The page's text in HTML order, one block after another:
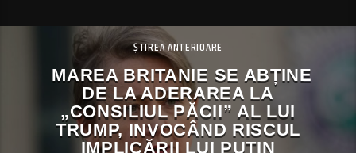
ȘTIREA ANTERIOARE
MAREA BRITANIE SE ABȚINE
DE LA ADERAREA LA
„CONSILIUL PĂCII” AL LUI
TRUMP, INVOCÂND RISCUL
IMPLICĂRII LUI PUTIN